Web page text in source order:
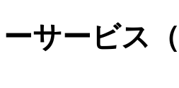
サービス